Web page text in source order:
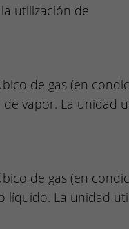
utilización de
de gas (en
vapor. La unidad
de gas (en
líquido. La unidad